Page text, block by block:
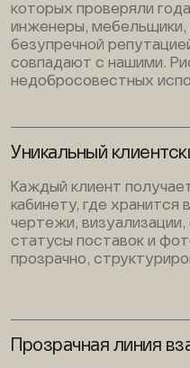
которых проверяли
инженеры,
безупречной
совпадают с нашими.
недобросовестных
Уникальный
Каждый клиент
кабинету, где хранится
чертежи, визуализации,
статусы поставок и
прозрачно,
Прозрачная линия